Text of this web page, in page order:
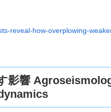
reveal-how-overplowing-
影響